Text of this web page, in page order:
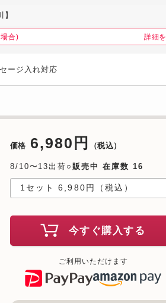
合) 詳細
ージ入れ対応
価格 6,980円 （税込）
8/10〜13出荷○ 販売中 在庫数 16
今すぐ購入する
ご利用いただけます